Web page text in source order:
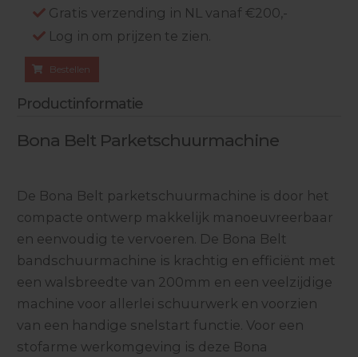
Gratis verzending in NL vanaf €200,-
Log in om prijzen te zien.
Bestellen
Productinformatie
Bona Belt Parketschuurmachine
De Bona Belt parketschuurmachine is door het
compacte ontwerp makkelijk manoeuvreerbaar
en eenvoudig te vervoeren. De Bona Belt
bandschuurmachine is krachtig en efficiënt met
een walsbreedte van 200mm en een veelzijdige
machine voor allerlei schuurwerk en voorzien
van een handige snelstart functie. Voor een
stofarme werkomgeving is deze Bona